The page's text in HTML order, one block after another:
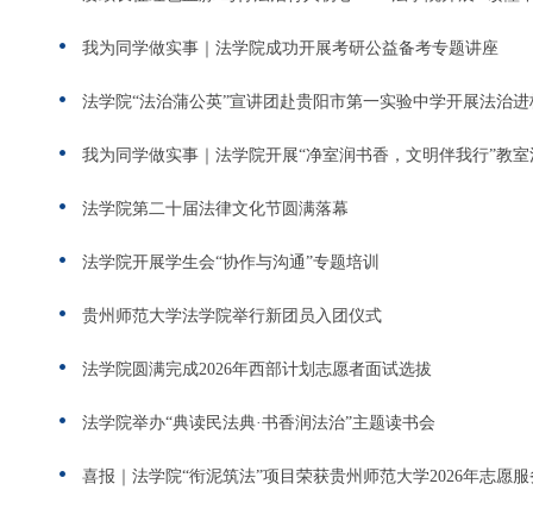
我为同学做实事｜法学院成功开展考研公益备考专题讲座
法学院“法治蒲公英”宣讲团赴贵阳市第一实验中学开展法治进
我为同学做实事｜法学院开展“净室润书香，文明伴我行”教
法学院第二十届法律文化节圆满落幕
法学院开展学生会“协作与沟通”专题培训
贵州师范大学法学院举行新团员入团仪式
法学院圆满完成2026年西部计划志愿者面试选拔
法学院举办“典读民法典·书香润法治”主题读书会
喜报｜法学院“衔泥筑法”项目荣获贵州师范大学2026年志愿